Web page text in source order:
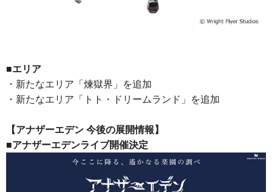
■エリア
・新たなエリア「煉獄界」を追加
・新たなエリア「トト・ドリームランド」を追加
【アナザーエデン 今後の展開情報】
■アナザーエデンライブ開催決定